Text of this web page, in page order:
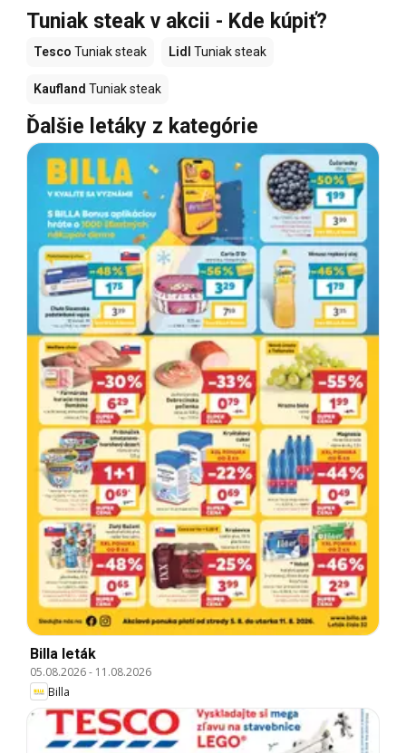
Tuniak steak v akcii - Kde kúpiť?
Tesco Tuniak steak Lidl Tuniak steak
Kaufland Tuniak steak
Ďalšie letáky z kategórie
Billa leták
05.08.2026- 11.08.2026
Billa